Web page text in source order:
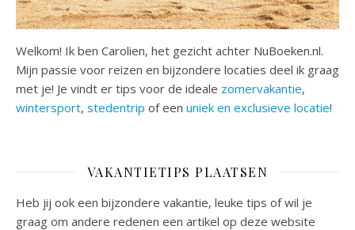
Welkom! Ik ben Carolien, het gezicht achter NuBoeken.nl.
Mijn passie voor reizen en bijzondere locaties deel ik graag
met je! Je vindt er tips voor de ideale zomervakantie,
wintersport, stedentrip of een uniek en exclusieve locatie!
VAKANTIETIPS PLAATSEN
Heb jij ook een bijzondere vakantie, leuke tips of wil je
graag om andere redenen een artikel op deze website